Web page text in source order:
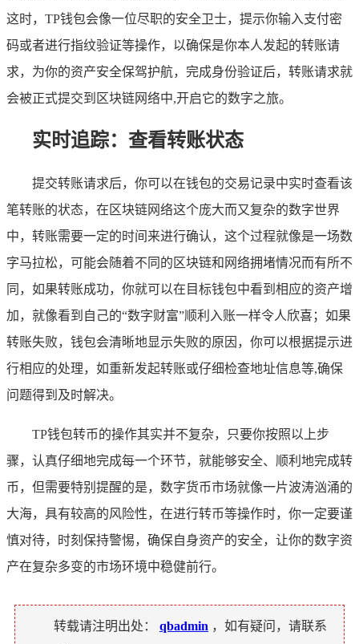
这时，TP钱包会像一位尽职的安全卫士，提示你输入支付密
码或者进行指纹验证等操作，以确保是你本人发起的转账请
求，为你的资产安全保驾护航，完成身份验证后，转账请求就
会被正式提交到区块链网络中,开启它的数字之旅。
实时追踪：查看转账状态
提交转账请求后，你可以在钱包的交易记录中实时查看该
笔转账的状态，在区块链网络这个庞大而又复杂的数字世界
中，转账需要一定的时间来进行确认，这个过程就像是一场数
字马拉松，可能会随着不同的区块链和网络拥堵情况而有所不
同，如果转账成功，你就可以在目标钱包中看到相应的资产增
加，就像看到自己的“数字财富”顺利入账一样令人欣喜；如果
转账失败，钱包会清晰地显示失败的原因，你可以根据提示进
行相应的处理，如重新发起转账或仔细检查地址信息等,确保
问题得到及时解决。
TP钱包转币的操作其实并不复杂，只要你按照以上步
骤，认真仔细地完成每一个环节，就能够安全、顺利地完成转
币，但需要特别提醒的是，数字货币市场就像一片波涛汹涌的
大海，具有较高的风险性，在进行转币等操作时，你一定要谨
慎对待，时刻保持警惕，确保自身资产的安全，让你的数字资
产在复杂多变的市场环境中稳健前行。
转载请注明出处： qbadmin ，如有疑问，请联系